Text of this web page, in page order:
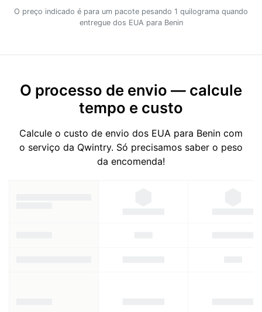
O preço indicado é para um pacote pesando 1 quilograma quando
entregue dos EUA para Benin
O processo de envio — calcule
tempo e custo
Calcule o custo de envio dos EUA para Benin com
o serviço da Qwintry. Só precisamos saber o peso
da encomenda!